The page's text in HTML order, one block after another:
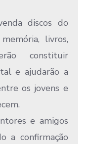
discos do
livros,
constituir
e ajudarão a
os jovens e
e amigos
a confirmação